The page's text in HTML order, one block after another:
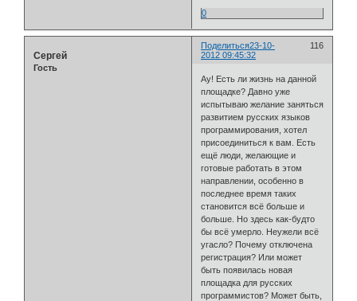
0
Поделиться 116
23-10-
2012 09:45:32
Сергей
Гость
Ау! Есть ли жизнь на данной
площадке? Давно уже
испытываю желание заняться
развитием русских языков
программирования, хотел
присоединиться к вам. Есть
ещё люди, желающие и
готовые работать в этом
направлении, особенно в
последнее время таких
становится всё больше и
больше. Но здесь как-будто
бы всё умерло. Неужели всё
угасло? Почему отключена
регистрация? Или может
быть появилась новая
площадка для русских
программистов? Может быть,